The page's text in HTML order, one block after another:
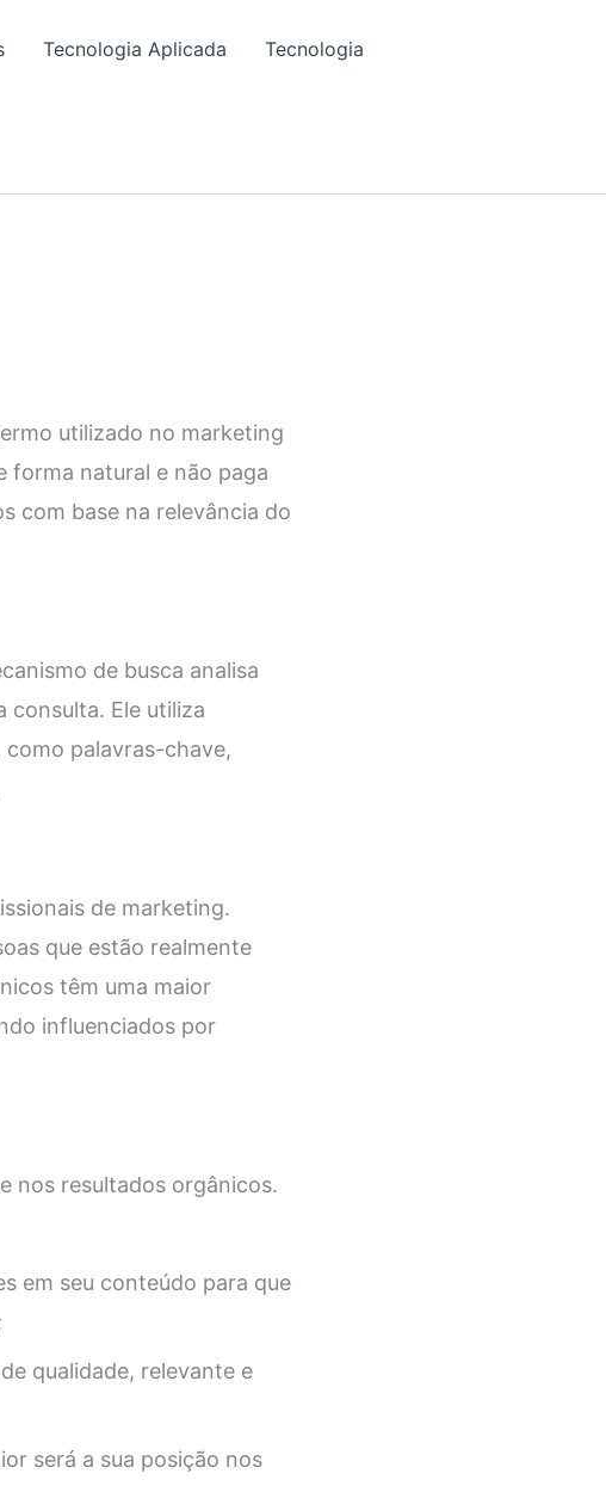
Tecnologia Aplicada Tecnologia
utilizado no marketing
forma natural e não paga
com base na relevância do
de busca analisa
consulta. Ele utiliza
palavras-chave,
de marketing.
que estão realmente
têm uma maior
influenciados por
nos resultados orgânicos.
em seu conteúdo para que
qualidade, relevante e
será a sua posição nos